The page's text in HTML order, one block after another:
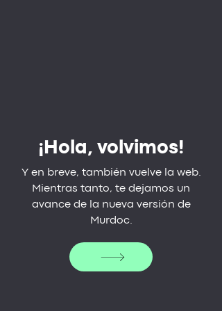
¡Hola, volvimos!
Y en breve, también vuelve la web.
Mientras tanto, te dejamos un
avance de la nueva versión de
Murdoc.